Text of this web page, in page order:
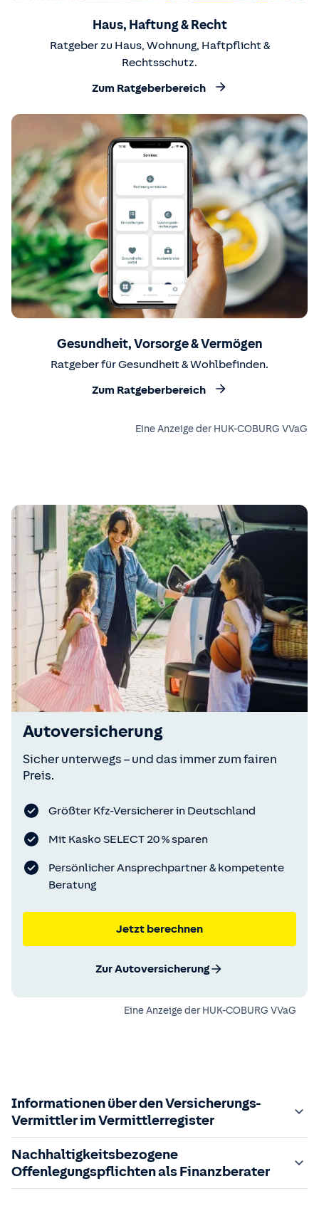
Haus, Haftung & Recht
Ratgeber zu Haus, Wohnung, Haftpflicht &
Rechtsschutz.
Zum Ratgeberbereich
Gesundheit, Vorsorge & Vermögen
Ratgeber für Gesundheit & Wohlbefinden.
Zum Ratgeberbereich
Eine Anzeige der HUK-COBURG VVaG
Autoversicherung
Sicher unterwegs – und das immer zum fairen
Preis.
Größter Kfz-Versicherer in Deutschland
Mit Kasko SELECT 20 % sparen
Persönlicher Ansprechpartner & kompetente
Beratung
Jetzt berechnen
Zur Autoversicherung
Eine Anzeige der HUK-COBURG VVaG
Informationen über den Versicherungs-
Vermittler im Vermittlerregister
Zuständige Aufsichtsbehörde:
Der Vermittler ist gebundener Versicherungsvermittler
gem. §34d GewO, bei der zuständigen IHK gemeldet und
Nachhaltigkeitsbezogene
Offenlegungspflichten als Finanzberater